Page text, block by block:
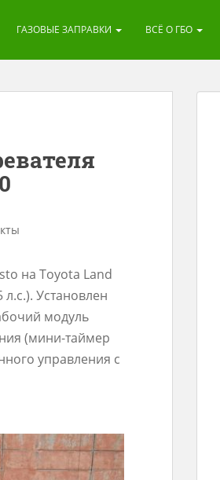
ГАЗОВЫЕ ЗАПРАВКИ ВСЁ О ГБО
на Toyota Land
Установлен
модуль
(мини-таймер
управления с